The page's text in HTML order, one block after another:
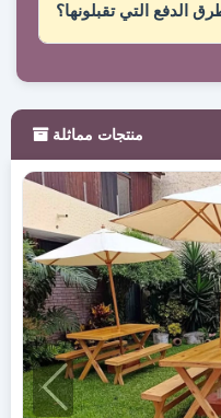
الدفع التي تقبلونها؟
منتجات مماثلة